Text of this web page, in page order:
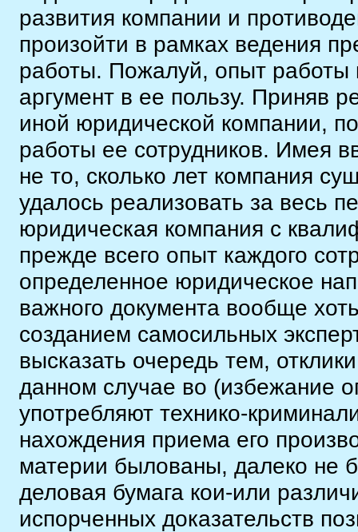
развития компании и
произойти в рамках ведения
работы. Пожалуй, опыт работы
аргумент в ее пользу. Приняв
иной юридической компании,
работы ее сотрудников. Имея
не то, сколько лет компания
удалось реализовать за весь
юридическая компания с
прежде всего опыт каждого
определенное юридическое
важного документа вообще
созданием самосильных
высказать очередь тем,
данном случае во (избежание
употребляют технико-
нахождения приема его
материи былованы, далеко не
деловая бумага кои-или
испорченных доказательств